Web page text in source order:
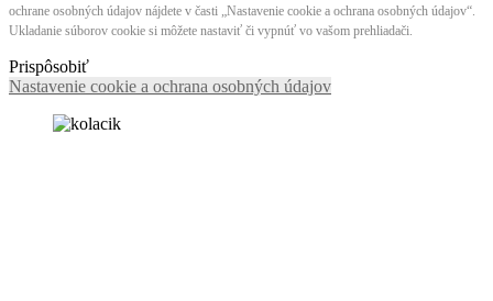
ochrane osobných údajov nájdete v časti „Nastavenie cookie a ochrana osobných údajov“.
Ukladanie súborov cookie si môžete nastaviť či vypnúť vo vašom prehliadači.
Prispôsobiť
Nastavenie cookie a ochrana osobných údajov